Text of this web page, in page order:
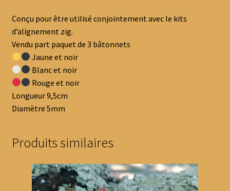
Conçu pour être utilisé conjointement avec le kits
d’alignement zig.
Vendu part paquet de 3 bâtonnets
Jaune et noir
Blanc et noir
Rouge et noir
Longueur 9,5cm
Diamètre 5mm
Produits similaires